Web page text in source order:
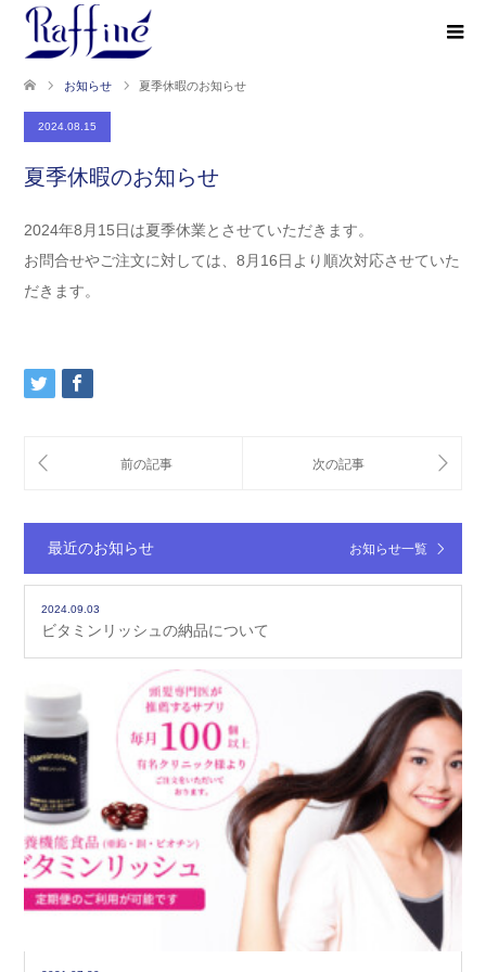
お知らせ 夏季休暇のお知らせ
2024.08.15
夏季休暇のお知らせ
2024年8月15日は夏季休業とさせていただきます。
お問合せやご注文に対しては、8月16日より順次対応させていた
だきます。
最近のお知らせ お知らせ一覧
2024.09.03
ビタミンリッシュの納品について